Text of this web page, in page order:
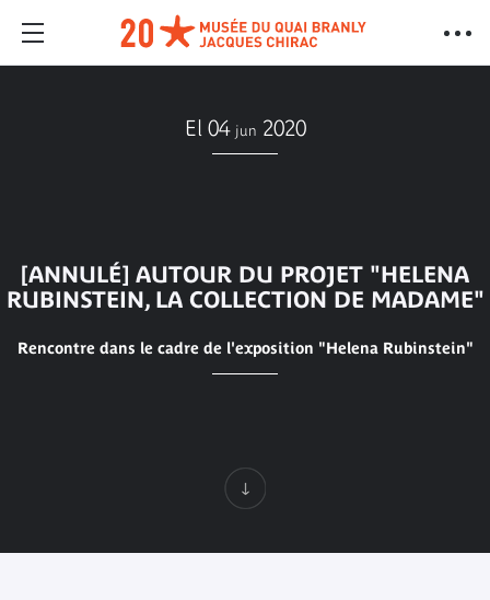
El 04 jun 2020
[ANNULÉ] AUTOUR DU PROJET "HELENA
RUBINSTEIN, LA COLLECTION DE MADAME"
Rencontre dans le cadre de l'exposition "Helena Rubinstein"